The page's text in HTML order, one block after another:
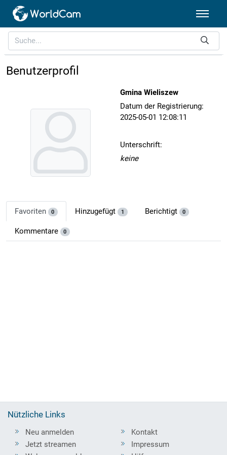
Benutzerprofil
Gmina Wieliszew
Datum der Registrierung:
2025-05-01 12:08:11
Unterschrift:
keine
Favoriten 0 Hinzugefügt 1 Berichtigt 0
Kommentare 0
Nützliche Links
Neu anmelden
Jetzt streamen
Kontakt
Impressum